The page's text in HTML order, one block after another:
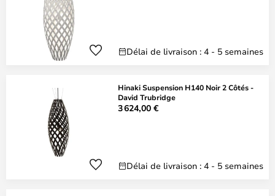
Délai de livraison : 4 - 5 semaines
Hinaki Suspension H140 Noir 2 Côtés -
David Trubridge
3 624,00 €
Délai de livraison : 4 - 5 semaines